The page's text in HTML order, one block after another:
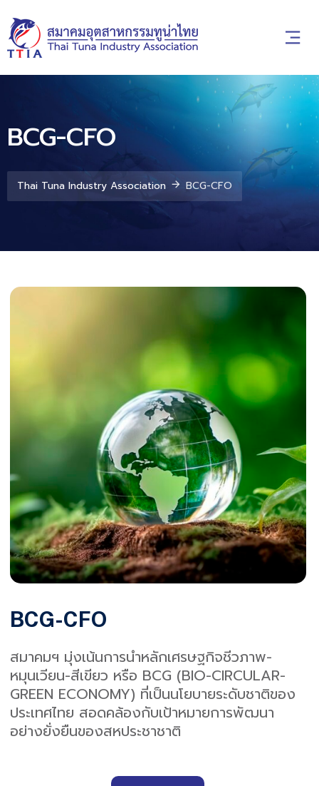
BCG-CFO
Thai Tuna Industry Association BCG-CFO
BCG-CFO
สมาคมฯ มุ่งเน้นการนำหลักเศรษฐกิจชีวภาพ-
หมุนเวียน-สีเขียว หรือ BCG (BIO-CIRCULAR-
GREEN ECONOMY) ที่เป็นนโยบายระดับชาติของ
ประเทศไทย สอดคล้องกับเป้าหมายการพัฒนา
อย่างยั่งยืนของสหประชาชาติ